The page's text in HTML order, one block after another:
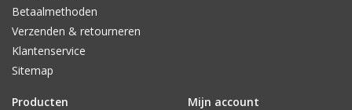
Betaalmethoden
Verzenden & retourneren
Klantenservice
Sitemap
Producten
Mijn account